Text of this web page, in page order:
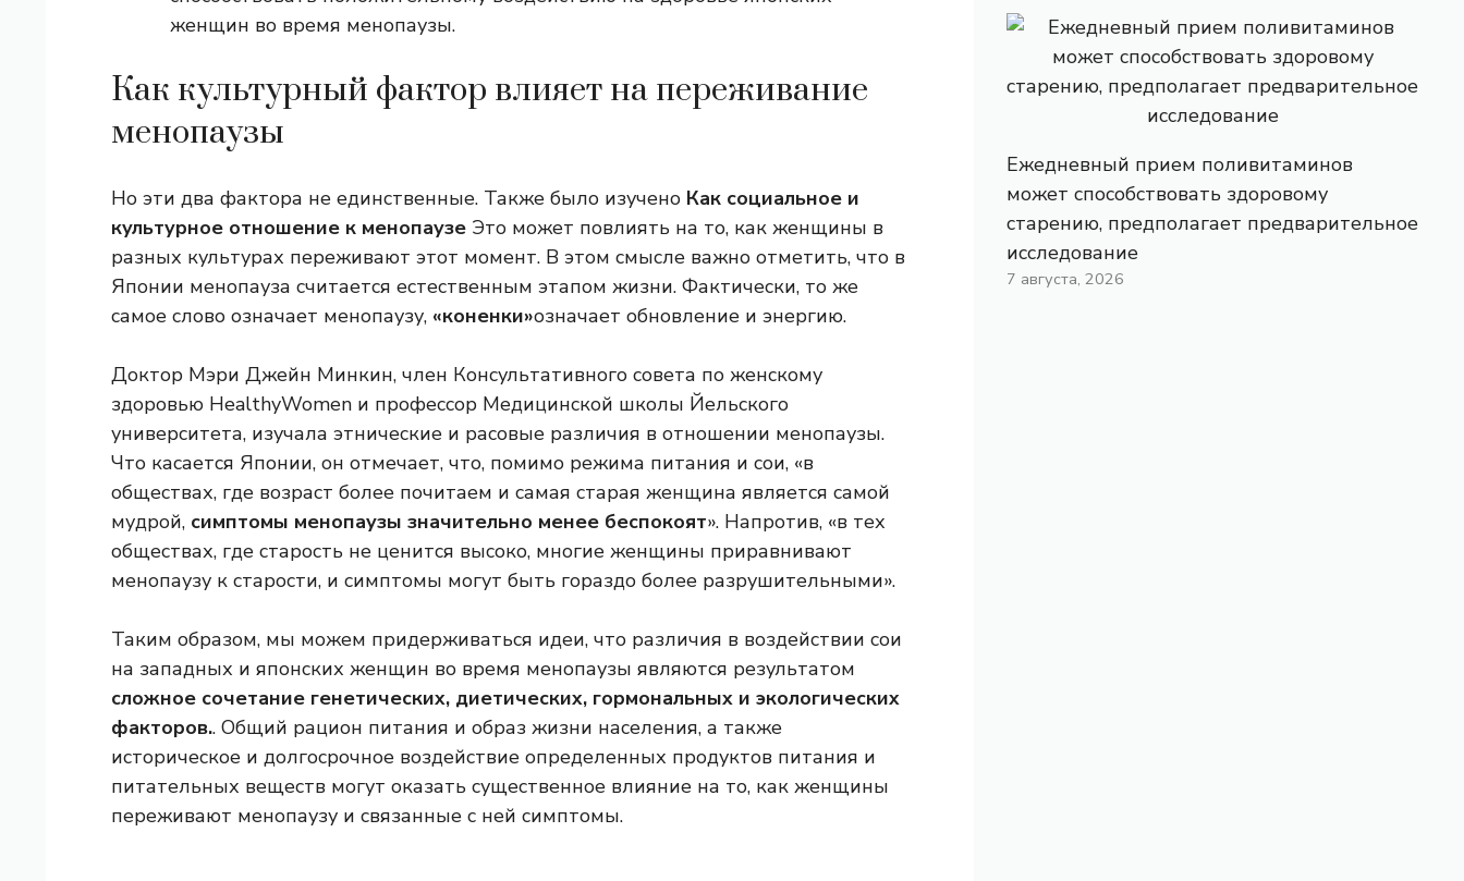
женщин во время менопаузы.
Как культурный фактор влияет на переживание
менопаузы
Но эти два фактора не единственные. Также было изучено Как социальное и
культурное отношение к менопаузе Это может повлиять на то, как женщины в
разных культурах переживают этот момент. В этом смысле важно отметить, что в
Японии менопауза считается естественным этапом жизни. Фактически, то же
самое слово означает менопаузу, «коненки»означает обновление и энергию.
Доктор Мэри Джейн Минкин, член Консультативного совета по женскому
здоровью HealthyWomen и профессор Медицинской школы Йельского
университета, изучала этнические и расовые различия в отношении менопаузы.
Что касается Японии, он отмечает, что, помимо режима питания и сои, «в
обществах, где возраст более почитаем и самая старая женщина является самой
мудрой, симптомы менопаузы значительно менее беспокоят». Напротив, «в тех
обществах, где старость не ценится высоко, многие женщины приравнивают
менопаузу к старости, и симптомы могут быть гораздо более разрушительными».
Таким образом, мы можем придерживаться идеи, что различия в воздействии сои
на западных и японских женщин во время менопаузы являются результатом
сложное сочетание генетических, диетических, гормональных и экологических
факторов.. Общий рацион питания и образ жизни населения, а также
историческое и долгосрочное воздействие определенных продуктов питания и
питательных веществ могут оказать существенное влияние на то, как женщины
переживают менопаузу и связанные с ней симптомы.
Ежедневный прием поливитаминов
может способствовать здоровому
старению, предполагает предварительное
исследование
7 августа, 2026